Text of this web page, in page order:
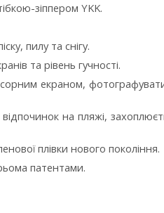
зіппером YKK.
пилу та снігу.
та рівень гучності.
екраном,
на пляжі,
плівки нового покоління.
патентами.